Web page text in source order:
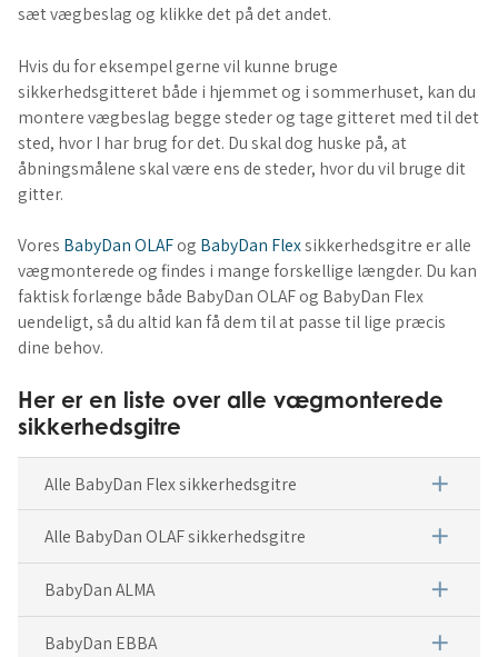
sæt vægbeslag og klikke det på det andet.
Hvis du for eksempel gerne vil kunne bruge
sikkerhedsgitteret både i hjemmet og i sommerhuset, kan du
montere vægbeslag begge steder og tage gitteret med til det
sted, hvor I har brug for det. Du skal dog huske på, at
åbningsmålene skal være ens de steder, hvor du vil bruge dit
gitter.
Vores BabyDan OLAFog BabyDan Flexsikkerhedsgitre er alle
vægmonterede og findes i mange forskellige længder. Du kan
faktisk forlænge både BabyDan OLAF og BabyDan Flex
uendeligt, så du altid kan få dem til at passe til lige præcis
dine behov.
Her er en liste over alle vægmonterede
sikkerhedsgitre
Alle BabyDan Flex sikkerhedsgitre add
Alle BabyDan OLAF sikkerhedsgitre add
BabyDan ALMA add
BabyDan EBBA add